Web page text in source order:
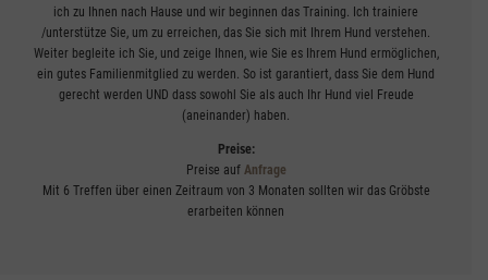
ich zu Ihnen nach Hause und wir beginnen das Training. Ich trainiere
/unterstütze Sie, um zu erreichen, das Sie sich mit Ihrem Hund verstehen.
Weiter begleite ich Sie, und zeige Ihnen, wie Sie es Ihrem Hund ermöglichen,
ein gutes Familienmitglied zu werden. So ist garantiert, dass Sie dem Hund
gerecht werden UND dass sowohl Sie als auch Ihr Hund viel Freude
(aneinander) haben.
Preise:
Preise auf Anfrage
Mit 6 Treffen über einen Zeitraum von 3 Monaten sollten wir das Gröbste
erarbeiten können